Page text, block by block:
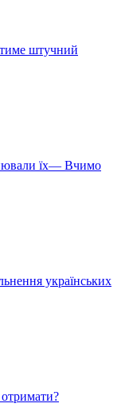
штучний
їх— Вчимо
українських